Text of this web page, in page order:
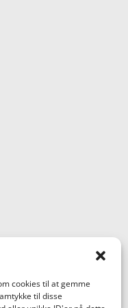
cookies til at gemme
til disse